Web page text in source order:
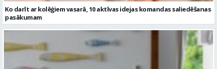
Ko darīt ar kolēģiem vasarā, 10 aktīvas idejas komandas saliedēšanas
pasākumam